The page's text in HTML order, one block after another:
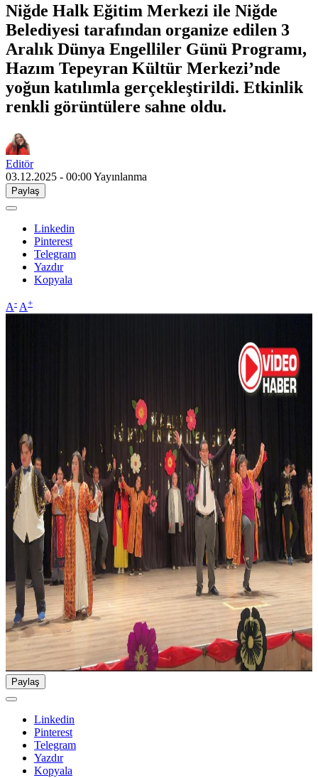
Niğde Halk Eğitim Merkezi ile Niğde
Belediyesi tarafından organize edilen 3
Aralık Dünya Engelliler Günü Programı,
Hazım Tepeyran Kültür Merkezi’nde
yoğun katılımla gerçekleştirildi. Etkinlik
renkli görüntülere sahne oldu.
Editör
03.12.2025 - 00:00Yayınlanma
Paylaş
Linkedin
Pinterest
Telegram
Yazdır
Kopyala
A- A+
Paylaş
Linkedin
Pinterest
Telegram
Yazdır
Kopyala